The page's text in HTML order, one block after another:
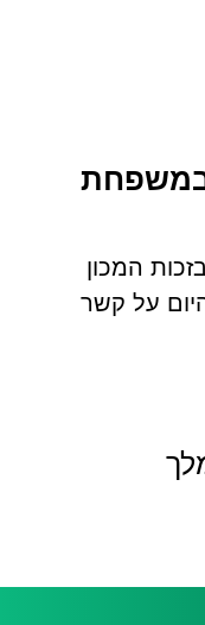
במשפחת
המכון
על קשר